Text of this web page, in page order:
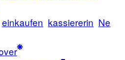
einkaufen kassiererin Ne